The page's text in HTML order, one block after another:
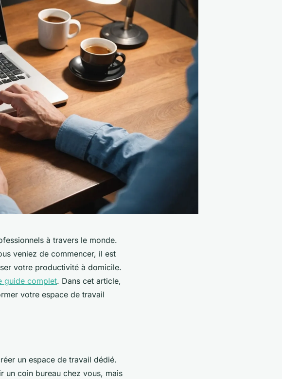
à travers le monde.
veniez de commencer, il est
votre productivité à domicile.
guide complet. Dans cet article,
votre espace de travail
un espace de travail dédié.
un coin bureau chez vous, mais